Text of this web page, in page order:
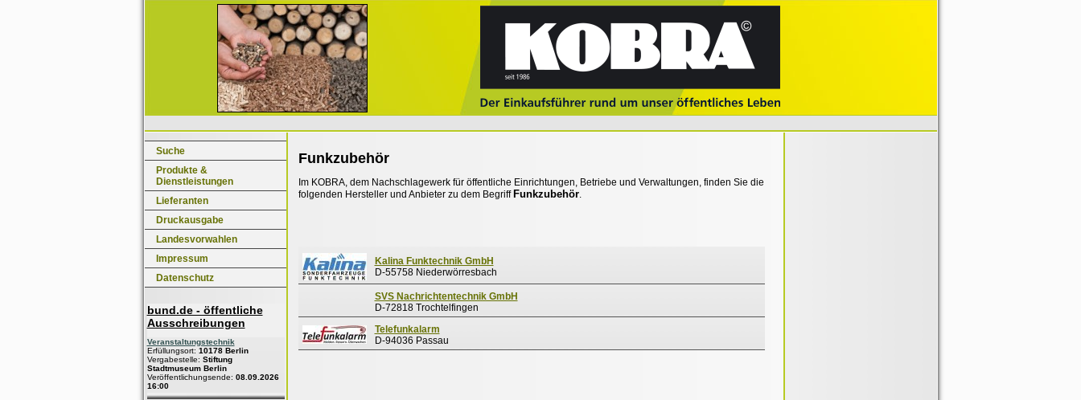
Suche
Produkte &
Dienstleistungen
Lieferanten
Druckausgabe
Landesvorwahlen
Impressum
Datenschutz
bund.de - öffentliche
Ausschreibungen
Veranstaltungstechnik
Erfüllungsort: 10178 Berlin
Vergabestelle: Stiftung
Stadtmuseum Berlin
Veröffentlichungsende: 08.09.2026
16:00
Funkzubehör
Im KOBRA, dem Nachschlagewerk für öffentliche Einrichtungen, Betriebe und Verwaltungen, finden Sie die
folgenden Hersteller und Anbieter zu dem Begriff Funkzubehör.
Kalina Funktechnik GmbH
D-55758 Niederwörresbach
SVS Nachrichtentechnik GmbH
D-72818 Trochtelfingen
Telefunkalarm
D-94036 Passau